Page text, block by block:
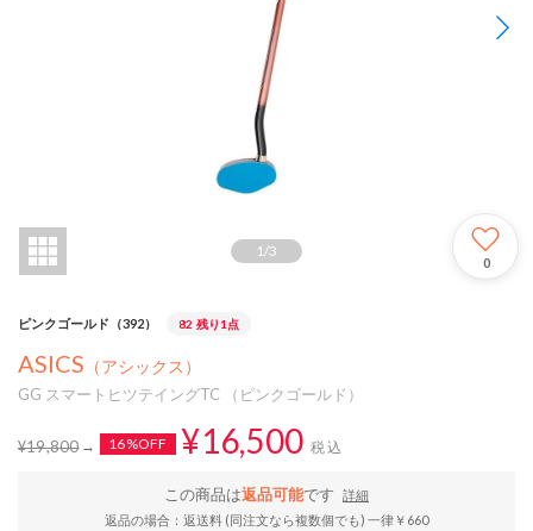
1 /3
0
ピンクゴールド（392） 82 残り1点
ASICS （アシックス）
GG スマートヒツテイングTC （ピンクゴールド）
¥19,800 16%OFF ¥16,500 税込
この商品は返品可能です
詳細
返品の場合：返送料 (同注文なら複数個でも) 一律￥660